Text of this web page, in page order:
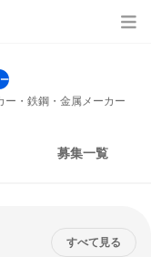
ー・鉄鋼・金属メーカー
募集一覧
すべて見る